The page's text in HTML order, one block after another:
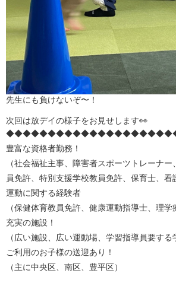
先生にも負けないぞ〜！
次回は放デイの様子をお見せします👀
豊富な資格者勤務！
（社会福祉主事、障害者スポーツトレーナ
員免許、特別支援学校教員免許、保育士、看
運動に関する経験者
（保健体育教員免許、健康運動指導士、理学
充実の施設！
（広い施設、広い運動場、学習指導員要する
ご利用のお子様の送迎あり！
（主に中央区、南区、豊平区）